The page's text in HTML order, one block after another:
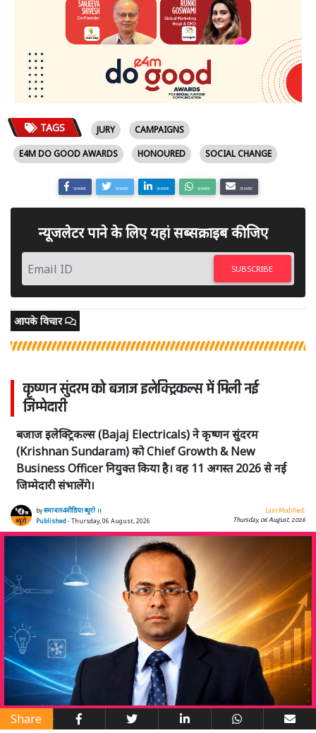
TAGS JURY
CAMPAIGNS
E4M DO GOOD AWARDS
HONOURED SOCIAL CHANGE
SHARE SHARE SHARE SHARE SHARE
न्यूजलेटर पाने के लिए यहां सब्सक्राइब कीजिए
SUBSCRIBE
आपके विचार
कृष्णन सुंदरम को बजाज इलेक्ट्रिकल्स में मिली नई
जिम्मेदारी
बजाज इलेक्ट्रिकल्स (Bajaj Electricals) ने कृष्णन सुंदरम
(Krishnan Sundaram) को Chief Growth & New
Business Officer नियुक्त किया है। वह 11 अगस्त 2026 से नई
जिम्मेदारी संभालेंगे।
byसमाचार4मीडिया ब्यूरो ।।
Published- Thursday, 06 August, 2026
Last Modified:
Thursday, 06 August, 2026
Share